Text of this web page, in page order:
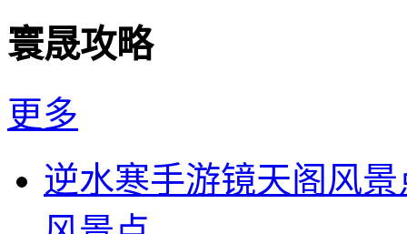
寰晟攻略
更多
逆水寒手游镜天阁风